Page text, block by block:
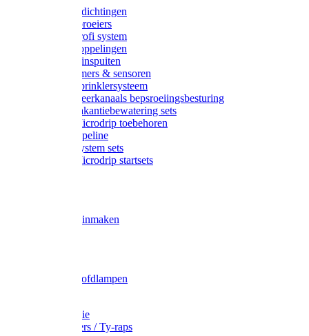
Gardena afdichtingen
Gardena sproeiers
Gardena Profi system
Gardena koppelingen
Gardena tuinspuiten
Gardena timers & sensoren
Gardena Sprinklersysteem
Gardena meerkanaals bepsroeiingsbesturing
Gardena vakantiebewatering sets
Gardena Microdrip toebehoren
Gardena Pipeline
Gardena System sets
Gardena Microdrip startsets
Wecken & inmaken
Zak- & Hoofdlampen
Tape en folie
Kabelbinders / Ty-raps